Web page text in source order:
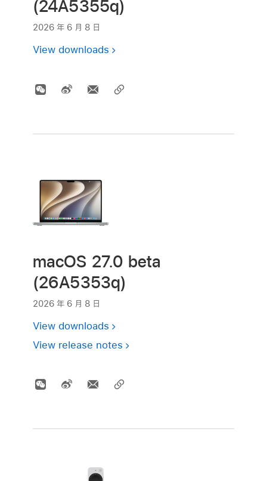
(24A5355q)
2026 年 6 月 8 日
View downloads
macOS 27.0 beta
(26A5353q)
2026 年 6 月 8 日
View downloads
View release notes